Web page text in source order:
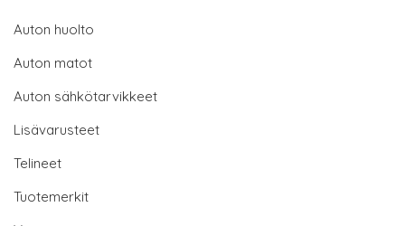
Auton huolto
Auton matot
Auton sähkötarvikkeet
Lisävarusteet
Telineet
Tuotemerkit